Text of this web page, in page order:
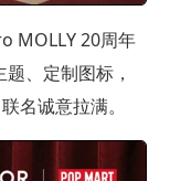
MOLLY 20周年
、定制图标，
名诚意拉满。